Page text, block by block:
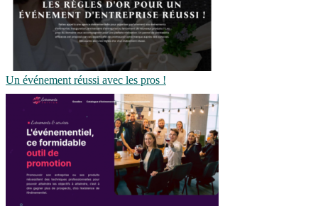
Un événement réussi avec les pros !